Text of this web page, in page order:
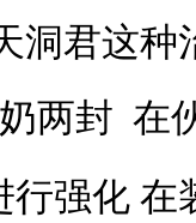
洞君这
两封 在
行强化